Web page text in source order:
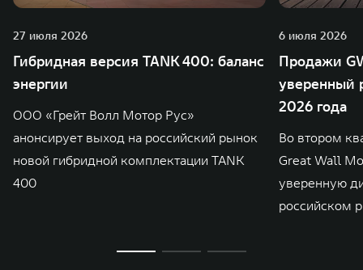
27 июля 2026
Гибридная версия TANK 400: баланс
энергии
ООО «Грейт Волл Мотор Рус»
анонсирует выход на российский рынок
новой гибридной комплектации TANK
400
6 июля 2026
Продажи
уверенный
2026 года
Во втором
Great Wall
уверенную
российском